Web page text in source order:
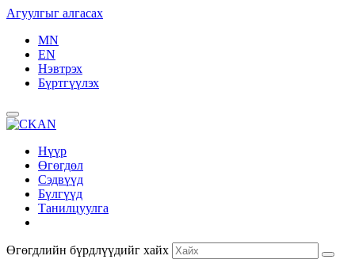
Агуулгыг алгасах
MN
EN
Нэвтрэх
Бүртгүүлэх
Нүүр
Өгөгдөл
Сэдвүүд
Бүлгүүд
Танилцуулга
Өгөгдлийн бүрдлүүдийг хайх